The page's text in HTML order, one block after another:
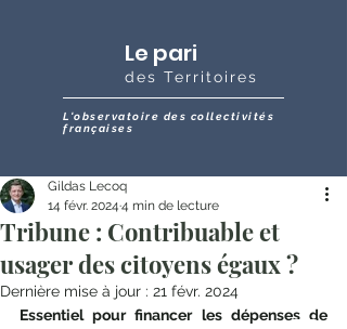
Le pari
des Territoires
L'observatoire des collectivités
françaises
Tribune : Contribuable et
usager des citoyens égaux ?
Gildas Lecoq
14 févr. 2024 4 min de lecture
Dernière mise à jour : 21 févr. 2024
Essentiel pour financer les dépenses de